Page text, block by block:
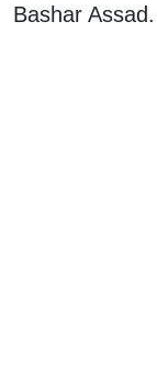
Bashar Assad.